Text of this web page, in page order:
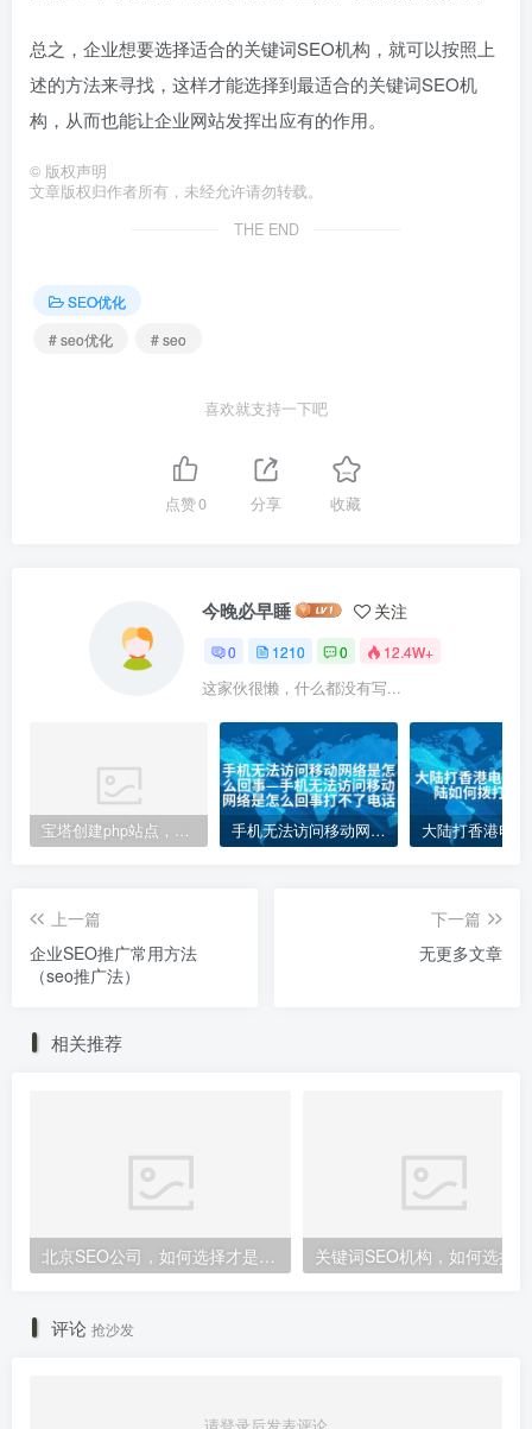
总之，企业想要选择适合的关键词SEO机构，就可以按照上
述的方法来寻找，这样才能选择到最适合的关键词SEO机
构，从而也能让企业网站发挥出应有的作用。
© 版权声明
文章版权归作者所有，未经允许请勿转载。
THE END
SEO优化
# seo优化
# seo
喜欢就支持一下吧
点赞0 分享 收藏
今晚必早睡 关注
0 1210 0 12.4W+
这家伙很懒，什么都没有写...
宝塔创建php站点，访问网站php代码不执行变成下载的解决方案 手机无法访问移动网络是怎么回事—手机无法访问移动网络是怎么回事打不了电话
上一篇
企业SEO推广常用方法
（seo推广法）
下一篇
无更多文章
相关推荐
北京SEO公司，如何选择才是合适的？ （北京seo公司哪家好）
评论 抢沙发